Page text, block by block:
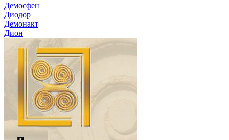
Демосфен
Диодор
Демонакт
Дион